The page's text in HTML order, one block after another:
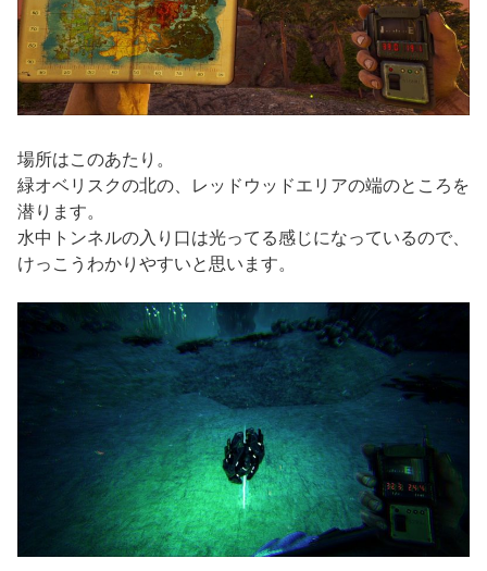
場所はこのあたり。
緑オベリスクの北の、レッドウッドエリアの端のところを
潜ります。
水中トンネルの入り口は光ってる感じになっているので、
けっこうわかりやすいと思います。